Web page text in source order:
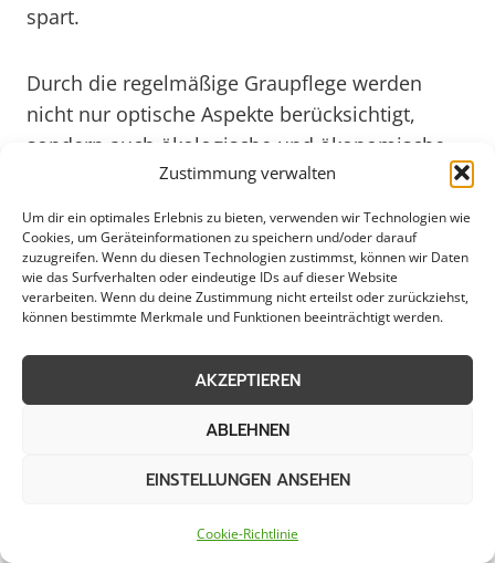
Zustimmung verwalten
Um dir ein optimales Erlebnis zu bieten, verwenden wir Technologien wie
Cookies, um Geräteinformationen zu speichern und/oder darauf
zuzugreifen. Wenn du diesen Technologien zustimmst, können wir Daten
wie das Surfverhalten oder eindeutige IDs auf dieser Website
verarbeiten. Wenn du deine Zustimmung nicht erteilst oder zurückziehst,
können bestimmte Merkmale und Funktionen beeinträchtigt werden.
AKZEPTIEREN
ABLEHNEN
EINSTELLUNGEN ANSEHEN
Cookie-Richtlinie
spart.
Durch die regelmäßige Graupflege werden
nicht nur optische Aspekte berücksichtigt,
sondern auch ökologische und ökonomische
Faktoren. Eine gut gepflegte Außenanlage
vermittelt einen positiven Eindruck und steigert
das Wohlbefinden von Mitarbeitern, Kunden
und Besuchern. Zudem trägt eine
professionelle Unkrautentfernung dazu bei, die
Umwelt zu schonen und die Biodiversität zu
erhalten. Im Hinblick auf das Jahr 2025 und die
steigende Bedeutung von Nachhaltigkeit und
Umweltschutz wird die Graupflege auf
gewinnen. Unternehmen, Kommunen und
Unkrautentfernung setzen, investieren nicht